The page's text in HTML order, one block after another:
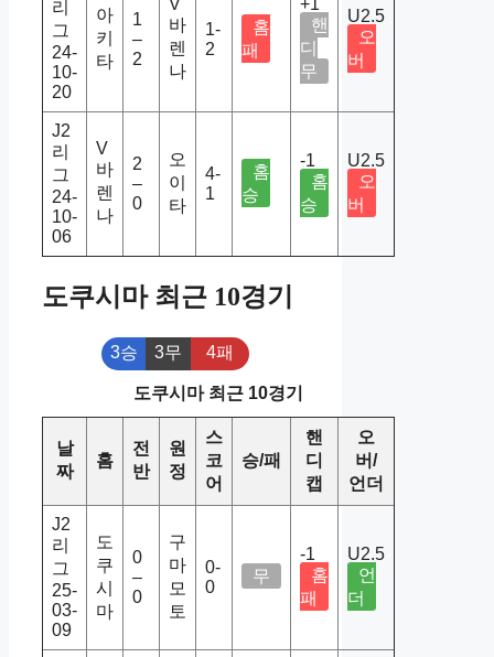
리
그
24-
10-
20
아
키
타
1
–
2
바
렌
나
1-
2
홈
패
핸
디
무
U2.5
오
버
J2
리
그
24-
10-
06
V
바
렌
나
2
–
0
오
이
타
4-
1
홈
승
-1
홈
승
U2.5
오
버
도쿠시마 최근 10경기
3승 3무 4패
도쿠시마 최근 10경기
날
짜
홈
전
반
원
정
스
코
어
승/패
핸
디
캡
오
버/
언더
J2
리
그
25-
03-
09
도
쿠
시
마
0
–
0
구
마
모
토
0-
0
무
-1
홈
패
U2.5
언
더